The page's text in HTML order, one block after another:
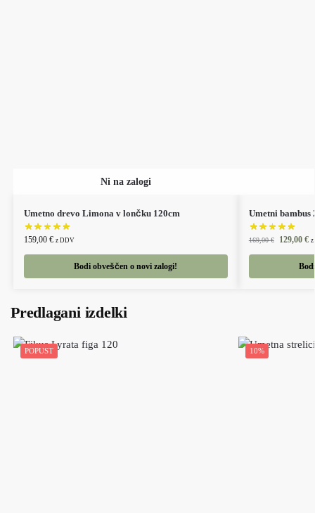
Umetno drevo Limona v lončku 120cm
159,00 € z DDV
Bodi obveščen o novi zalogi!
Umetni bambus
169,00€ 129,00 € z
Predlagani izdelki
POPUST 10%